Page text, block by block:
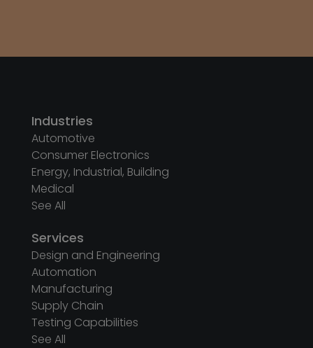
Industries
Automotive
Consumer Electronics
Energy, Industrial, Building
Medical
See All
Services
Design and Engineering
Automation
Manufacturing
Supply Chain
Testing Capabilities
See All